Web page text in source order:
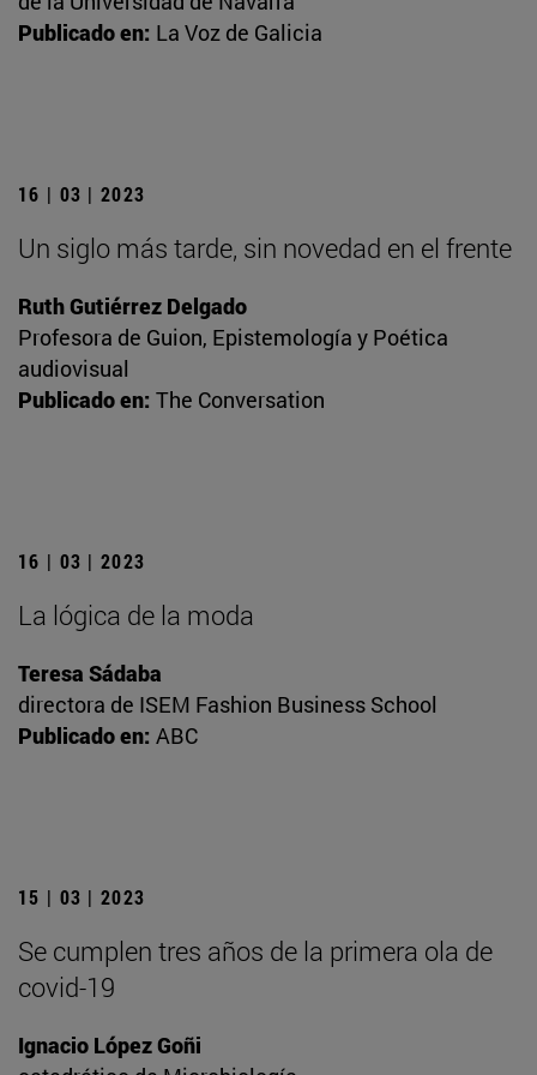
Publicado en: La Voz de Galicia
16 | 03 | 2023
Un siglo más tarde, sin novedad en el frente
Ruth Gutiérrez Delgado
Profesora de Guion, Epistemología y Poética
audiovisual
Publicado en: The Conversation
16 | 03 | 2023
La lógica de la moda
Teresa Sádaba
directora de ISEM Fashion Business School
Publicado en: ABC
15 | 03 | 2023
Se cumplen tres años de la primera ola de
covid-19
Ignacio López Goñi